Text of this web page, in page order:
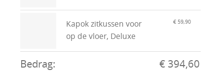
Kapok zitkussen voor
op de vloer, Deluxe
€ 59,90
Bedrag: € 394,60